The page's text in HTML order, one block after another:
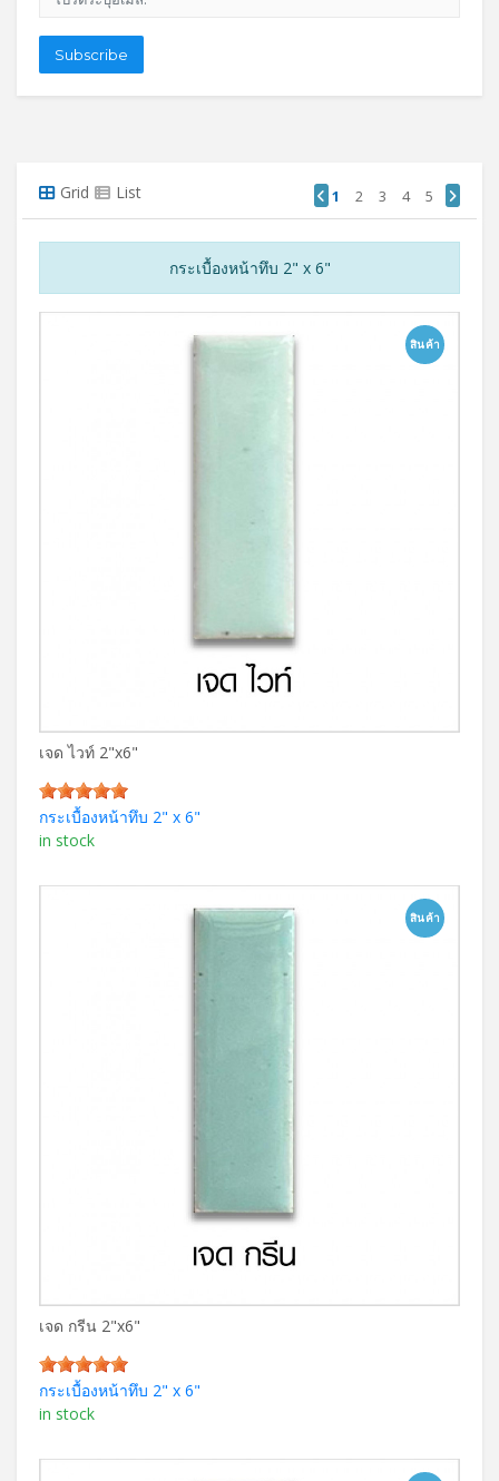
Subscribe
Grid List 1 2 3 4 5
กระเบื้องหน้าทึบ 2" x 6"
สินค้า
เจด ไวท์ 2"x6"
กระเบื้องหน้าทึบ 2" x 6"
in stock
สินค้า
เจด กรีน 2"x6"
กระเบื้องหน้าทึบ 2" x 6"
in stock